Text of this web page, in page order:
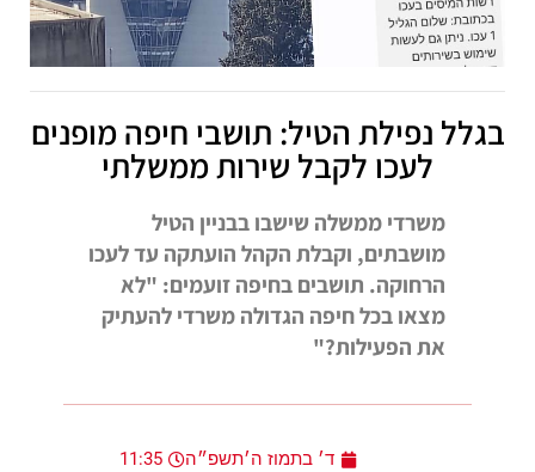
בגלל נפילת הטיל: תושבי חיפה מופנים
לעכו לקבל שירות ממשלתי
משרדי ממשלה שישבו בבניין הטיל
מושבתים, וקבלת הקהל הועתקה עד לעכו
הרחוקה. תושבים בחיפה זועמים: "לא
מצאו בכל חיפה הגדולה משרדי להעתיק
את הפעילות?"
ד׳ בתמוז ה׳תשפ״ה 11:35